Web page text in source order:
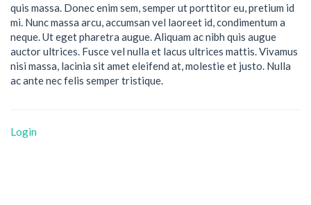
quis massa. Donec enim sem, semper ut porttitor eu, pretium id
mi. Nunc massa arcu, accumsan vel laoreet id, condimentum a
neque. Ut eget pharetra augue. Aliquam ac nibh quis augue
auctor ultrices. Fusce vel nulla et lacus ultrices mattis. Vivamus
nisi massa, lacinia sit amet eleifend at, molestie et justo. Nulla
ac ante nec felis semper tristique.
Login